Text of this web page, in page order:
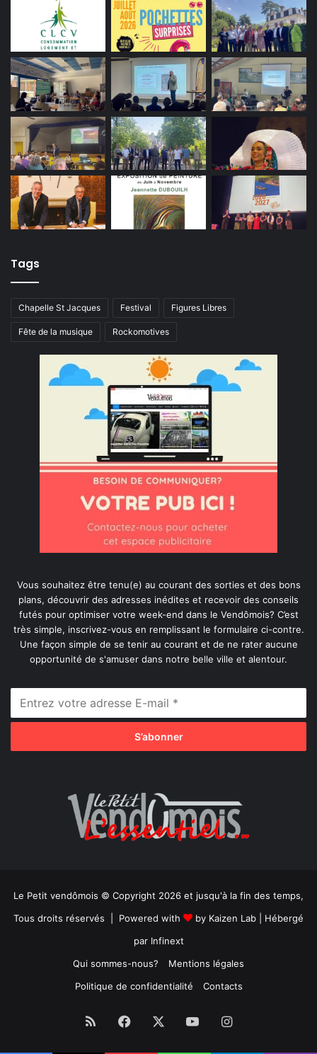
Tags
Chapelle St Jacques Festival Figures Libres
Fête de la musique Rockomotives
Vous souhaitez être tenu(e) au courant des sorties et des bons
plans, découvrir des adresses inédites et recevoir des conseils
futés pour optimiser votre week-end dans le Vendômois? C’est
très simple, inscrivez-vous en remplissant le formulaire ci-contre.
Une façon simple de se tenir au courant et de ne rater aucune
opportunité de s'amuser dans notre belle ville et alentour.
Le Petit vendômois © Copyright 2026 et jusqu'à la fin des temps,
Tous droits réservés | Powered with
by Kaizen Lab | Hébergé
par Infinext
Qui sommes-nous?
Mentions légales
Politique de confidentialité
Contacts
RSS Facebook YouTubeInstagram